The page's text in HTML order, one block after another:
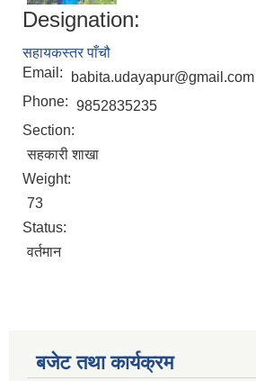
Designation:
सहायकस्तर पाँचौ
Email:
babita.udayapur@gmail.com
Phone: 9852835235
Section:
सहकारी शाखा
Weight:
73
Status:
वर्तमान
बजेट तथा कार्यक्रम